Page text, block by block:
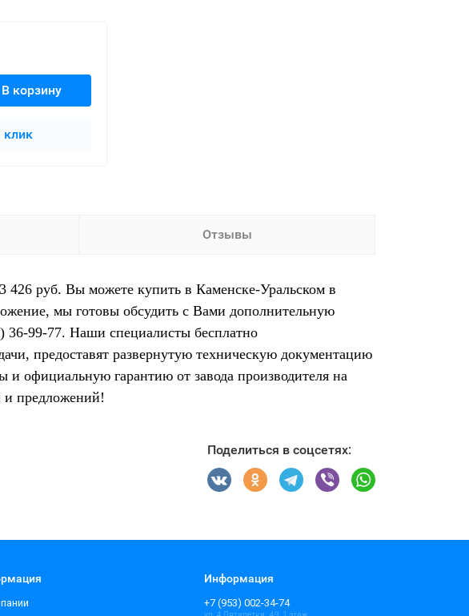
В корзину
клик
Отзывы
426 руб. Вы можете купить в Каменске-Уральском в
мы готовы обсудить с Вами дополнительную
36-99-77. Наши специалисты бесплатно
предоставят развернутую техническую документацию
официальную гарантию от завода производителя на
и предложений!
Поделиться в соцсетях:
Информация
+7 (953) 002-34-74